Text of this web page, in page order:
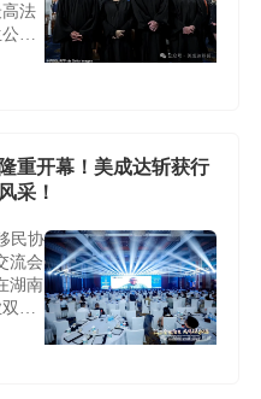
法
民
重开幕！美成达斩获行
采！
民协
流会
湖南
料